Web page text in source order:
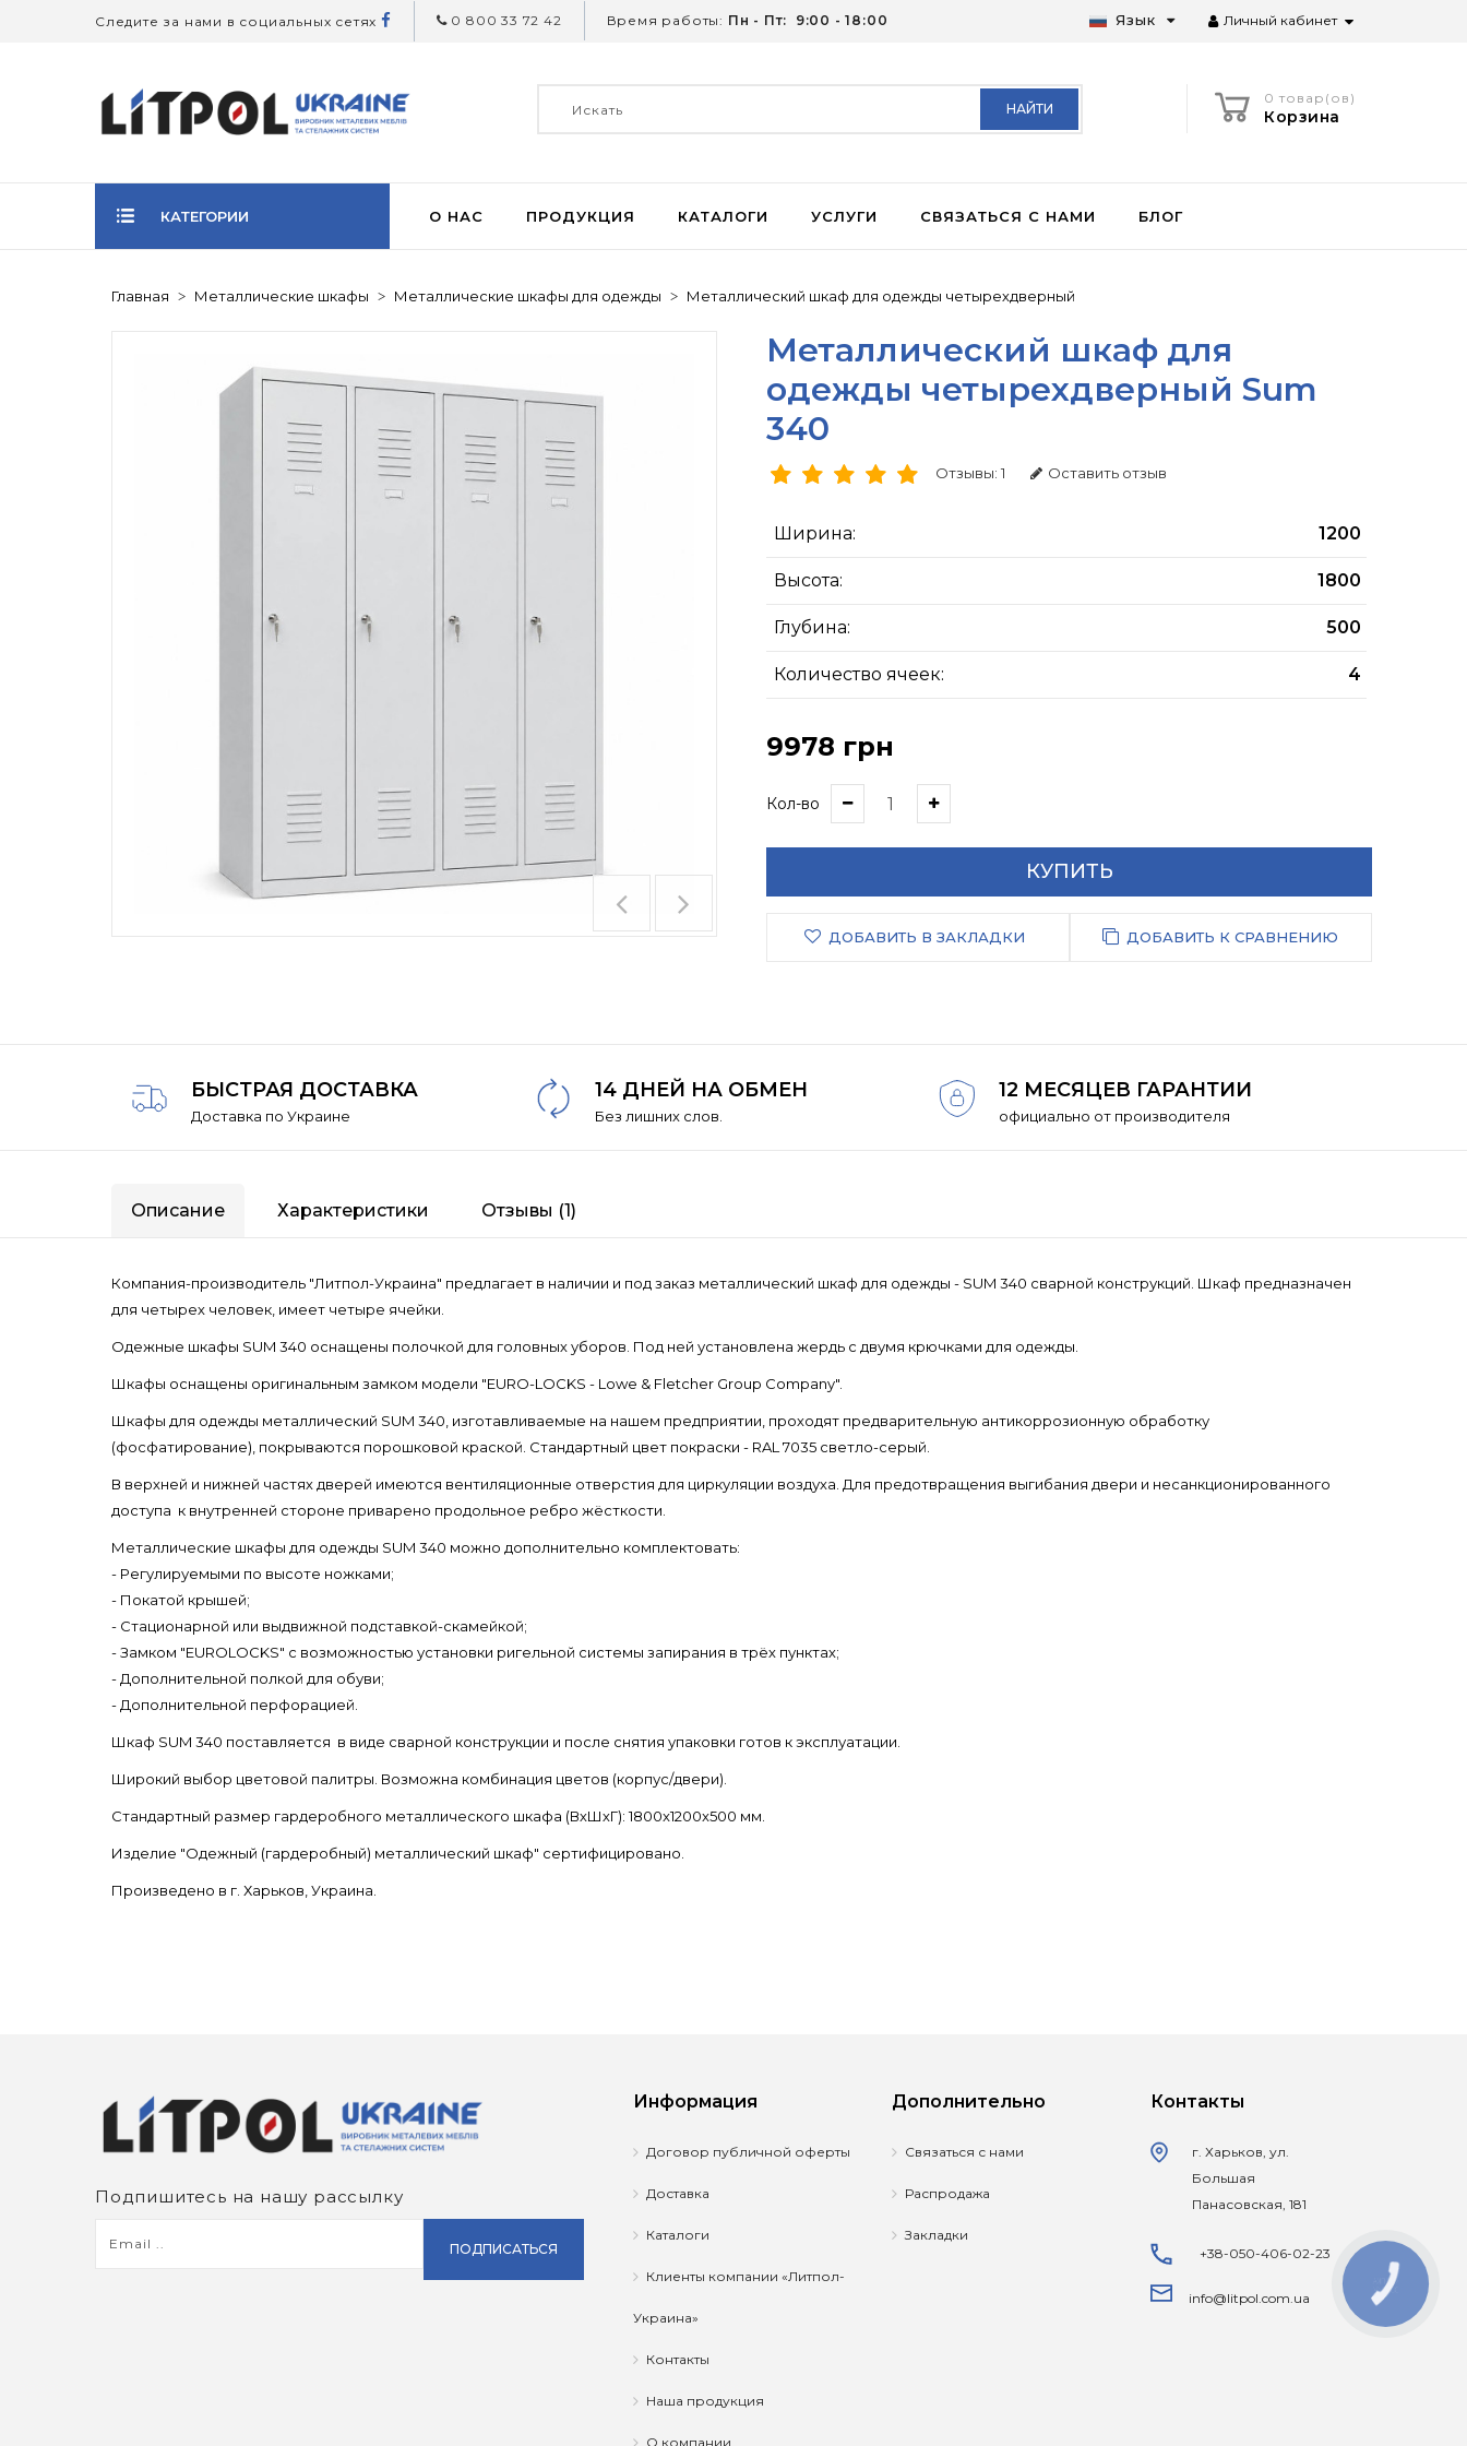
Следите за нами в социальных сетях Время работы: Пн - Пт: 9:00 - 18:00
0 800 33 72 42 Язык Личный кабинет
НАЙТИ
0 товар(ов)
Корзина
КАТЕГОРИИ О НАС ПРОДУКЦИЯ КАТАЛОГИ УСЛУГИ СВЯЗАТЬСЯ С НАМИ БЛОГ
Главная Металлические шкафы Металлические шкафы для одежды Металлический шкаф для одежды четырехдверный
Металлический шкаф для
одежды четырехдверный Sum
340
Отзывы: 1 Оставить отзыв
Ширина: 1200
Высота: 1800
Глубина: 500
Количество ячеек: 4
9978 грн
Кол-во
КУПИТЬ
ДОБАВИТЬ В ЗАКЛАДКИ ДОБАВИТЬ К СРАВНЕНИЮ
БЫСТРАЯ ДОСТАВКА
Доставка по Украине
14 ДНЕЙ НА ОБМЕН
Без лишних слов.
12 МЕСЯЦЕВ ГАРАНТИИ
официально от производителя
Описание Характеристики Отзывы (1)
Компания-производитель "Литпол-Украина" предлагает в наличии и под заказ металлический шкаф для одежды - SUM 340 сварной конструкций. Шкаф предназначен
для четырех человек, имеет четыре ячейки.
Одежные шкафы SUM 340 оснащены полочкой для головных уборов. Под ней установлена жердь с двумя крючками для одежды.
Шкафы оснащены оригинальным замком модели "EURO-LOCKS - Lowe & Fletcher Group Company".
Шкафы для одежды металлический SUM 340, изготавливаемые на нашем предприятии, проходят предварительную антикоррозионную обработку
(фосфатирование), покрываются порошковой краской. Стандартный цвет покраски - RAL 7035 светло-серый.
В верхней и нижней частях дверей имеются вентиляционные отверстия для циркуляции воздуха. Для предотвращения выгибания двери и несанкционированного
доступа к внутренней стороне приварено продольное ребро жёсткости.
Металлические шкафы для одежды SUM 340 можно дополнительно комплектовать:
- Регулируемыми по высоте ножками;
- Покатой крышей;
- Стационарной или выдвижной подставкой-скамейкой;
- Замком "EUROLOCKS" с возможностью установки ригельной системы запирания в трёх пунктах;
- Дополнительной полкой для обуви;
- Дополнительной перфорацией.
Шкаф SUM 340 поставляется в виде сварной конструкции и после снятия упаковки готов к эксплуатации.
Широкий выбор цветовой палитры. Возможна комбинация цветов (корпус/двери).
Стандартный размер гардеробного металлического шкафа (ВхШхГ): 1800x1200x500 мм.
Изделие "Одежный (гардеробный) металлический шкаф" сертифицировано.
Произведено в г. Харьков, Украина.
Подпишитесь на нашу рассылку
ПОДПИСАТЬСЯ
Контакты
г. Харьков, ул.
Большая
Панасовская, 181
+38-050-406-02-23
info@litpol.com.ua
Информация
Договор публичной оферты
Доставка
Каталоги
Клиенты компании «Литпол-
Украина»
Контакты
Наша продукция
О компании
Дополнительно
Связаться с нами
Распродажа
Закладки
КНОПКА
ЗВ'ЯЗКУ